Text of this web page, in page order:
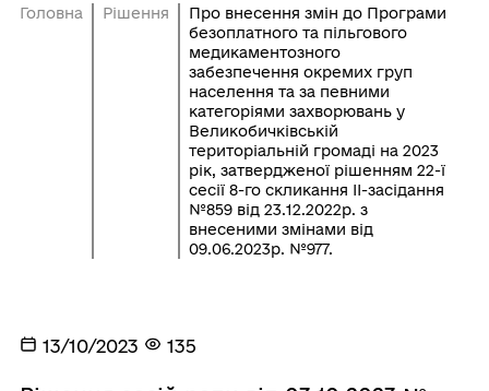
Головна Рішення
Про внесення змін до Програми
безоплатного та пільгового
медикаментозного
забезпечення окремих груп
населення та за певними
категоріями захворювань у
Великобичківській
територіальній громаді на 2023
рік, затвердженої рішенням 22-ї
сесії 8-го скликання ІІ-засідання
№859 від 23.12.2022р. з
внесеними змінами від
09.06.2023р. №977.
13/10/2023 135